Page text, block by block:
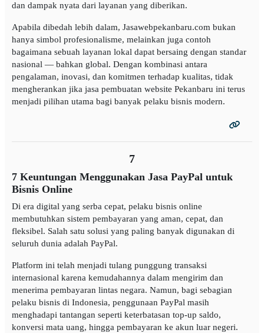
dan dampak nyata dari layanan yang diberikan.
Apabila dibedah lebih dalam, Jasawebpekanbaru.com bukan
hanya simbol profesionalisme, melainkan juga contoh
bagaimana sebuah layanan lokal dapat bersaing dengan standar
nasional — bahkan global. Dengan kombinasi antara
pengalaman, inovasi, dan komitmen terhadap kualitas, tidak
mengherankan jika jasa pembuatan website Pekanbaru ini terus
menjadi pilihan utama bagi banyak pelaku bisnis modern.
7
7 Keuntungan Menggunakan Jasa PayPal untuk
Bisnis Online
Di era digital yang serba cepat, pelaku bisnis online
membutuhkan sistem pembayaran yang aman, cepat, dan
fleksibel. Salah satu solusi yang paling banyak digunakan di
seluruh dunia adalah PayPal.
Platform ini telah menjadi tulang punggung transaksi
internasional karena kemudahannya dalam mengirim dan
menerima pembayaran lintas negara. Namun, bagi sebagian
pelaku bisnis di Indonesia, penggunaan PayPal masih
menghadapi tantangan seperti keterbatasan top-up saldo,
konversi mata uang, hingga pembayaran ke akun luar negeri.